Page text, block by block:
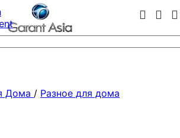
Дома / Разное для дома